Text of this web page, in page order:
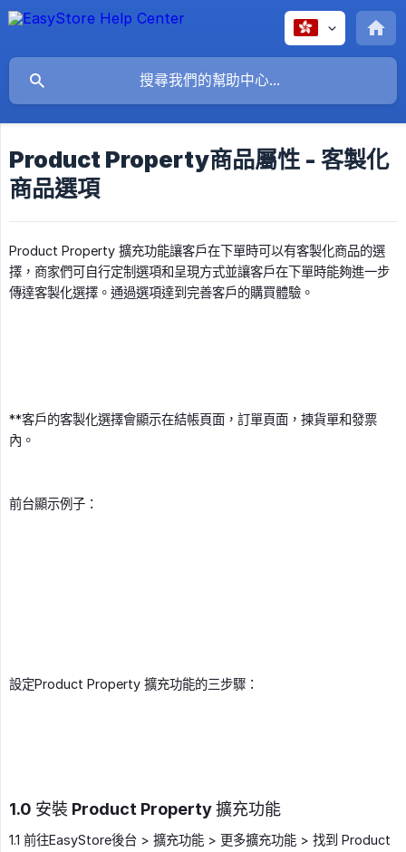
Product Property商品屬性 - 客製化
商品選項
Product Property 擴充功能讓客戶在下單時可以有客製化商品的選
擇，商家們可自行定制選項和呈現方式並讓客戶在下單時能夠進一步
傳達客製化選擇。通過選項達到完善客戶的購買體驗。
**客戶的客製化選擇會顯示在結帳頁面，訂單頁面，揀貨單和發票
內。
前台顯示例子：
設定Product Property 擴充功能的三步驟：
1.0 安裝 Product Property 擴充功能
1.1 前往EasyStore後台 > 擴充功能 > 更多擴充功能 > 找到 Product